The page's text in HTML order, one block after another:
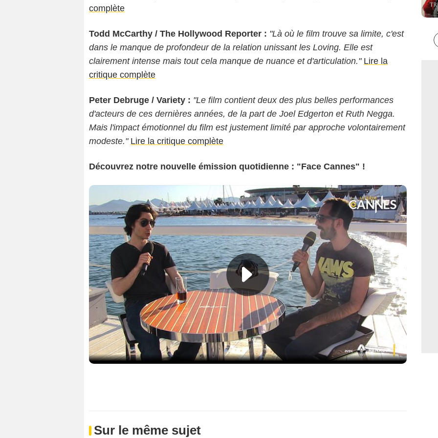
complète
Todd McCarthy / The Hollywood Reporter : "Là où le film trouve sa limite, c'est
dans le manque de profondeur de la relation unissant les Loving. Elle est
clairement intense mais tout cela manque de nuance et d'articulation." Lire la
critique complète
Peter Debruge / Variety : "Le film contient deux des plus belles performances
d'acteurs de ces dernières années, de la part de Joel Edgerton et Ruth Negga.
Mais l'impact émotionnel du film est justement limité par approche volontairement
modeste." Lire la critique complète
Découvrez notre nouvelle émission quotidienne : "Face Cannes" !
Sur le même sujet